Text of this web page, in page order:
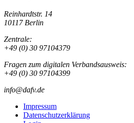
Reinhardtstr. 14
10117 Berlin
Zentrale:
+49 (0) 30 97104379
Fragen zum digitalen Verbandsausweis:
+49 (0) 30 97104399
info@dafv.de
Impressum
Datenschutzerklärung